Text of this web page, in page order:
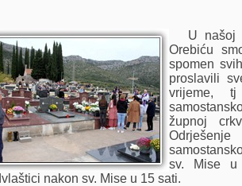
U našoj
Orebiću
spomen
proslavili
vrijeme,
župnoj
sv. Mise
nakon sv. Mise u 15 sati.